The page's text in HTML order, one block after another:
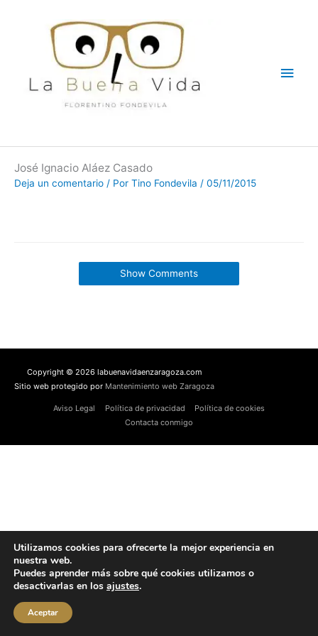
José Ignacio Aláez Casado
Deja un comentario / Por Tino Fondevila / 05/11/2015
Show Comments
Copyright © 2026 labuenavidaenzaragoza.com
Sitio web protegido por Mantenimiento web Zaragoza
Aviso Legal Política de privacidad
Política de cookies
Contacta conmigo
Utilizamos cookies para ofrecerte la mejor experiencia en
nuestra web.
Puedes aprender más sobre qué cookies utilizamos o
desactivarlas en los ajustes.
Aceptar